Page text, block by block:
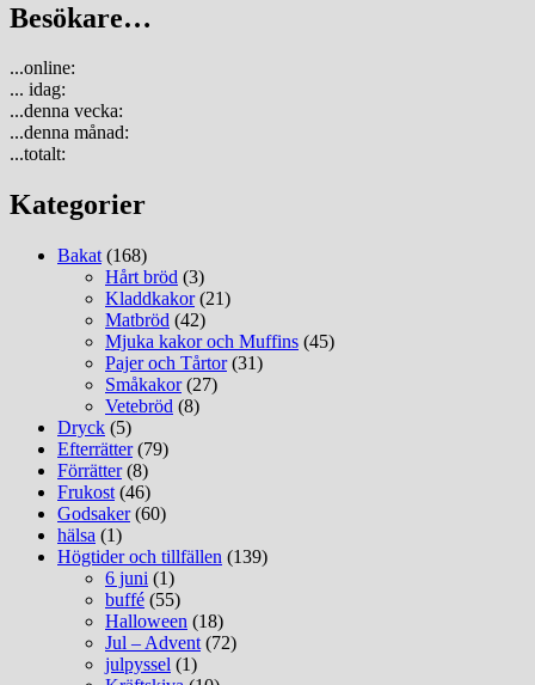
Besökare…
...online:
... idag:
...denna vecka:
...denna månad:
...totalt:
Kategorier
Bakat (168)
Hårt bröd (3)
Kladdkakor(21)
Matbröd (42)
Mjuka kakor och Muffins (45)
Pajer och Tårtor(31)
Småkakor(27)
Vetebröd (8)
Dryck (5)
Efterrätter(79)
Förrätter(8)
Frukost (46)
Godsaker(60)
hälsa (1)
Högtider och tillfällen (139)
6 juni (1)
buffé (55)
Halloween (18)
Jul – Advent (72)
julpyssel (1)